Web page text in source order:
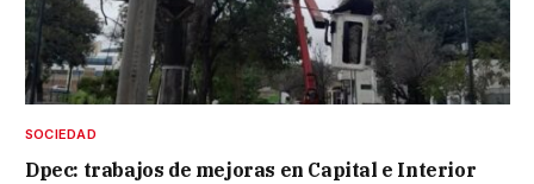
SOCIEDAD
Dpec: trabajos de mejoras en Capital e Interior